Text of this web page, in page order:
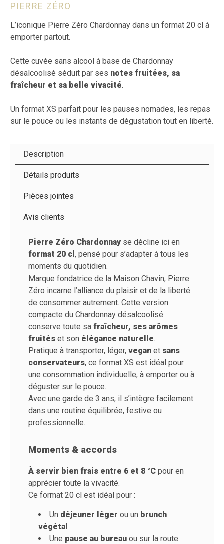
(1 avis)
PIERRE ZÉRO
L’iconique Pierre Zéro Chardonnay dans un format 20 cl à
emporter partout.
Cette cuvée sans alcool à base de Chardonnay
désalcoolisé séduit par ses notes fruitées, sa
fraîcheur et sa belle vivacité.
Un format XS parfait pour les pauses nomades, les repas
sur le pouce ou les instants de dégustation tout en liberté.
Description
Détails produits
Pièces jointes
Avis clients
Pierre Zéro Chardonnay se décline ici en
format 20 cl , pensé pour s’adapter à tous les
moments du quotidien.
Marque fondatrice de la Maison Chavin, Pierre
Zéro incarne l’alliance du plaisir et de la liberté
de consommer autrement. Cette version
compacte du Chardonnay désalcoolisé
conserve toute sa fraîcheur, ses arômes
fruités et son élégance naturelle.
Pratique à transporter, léger, vegan et sans
conservateurs, ce format XS est idéal pour
une consommation individuelle, à emporter ou à
déguster sur le pouce.
Avec une garde de 3 ans, il s’intègre facilement
dans une routine équilibrée, festive ou
professionnelle.
Moments & accords
À servir bien frais entre 6 et 8 °C pour en
apprécier toute la vivacité.
Ce format 20 cl est idéal pour :
Un déjeuner léger ou un brunch
végétal
Une pause au bureau ou sur la route
Marque Pierre Zéro
RéférencePFPIZE00-00246
En stock 78 Produits
Fabrication
vin désalcoolisé
Format 20 cl
Couleur Blanc
Cépages Chardonnay
Garde
Volume D'alcool 0%
Température De
Service
Taux De Sucre 4,5 g / 100ml
Fiche produit PZ Chardonnay
VOIR
L'ATTESTATION
Contrôle & qualité
10/10
Catherine G.
Publié le 3/22/26, 2:31 PM (Date de commande
: 12/29/2025)
Parfait. Petit contenant pour petit buveur.
Bouchon facile pour main affaiblies.